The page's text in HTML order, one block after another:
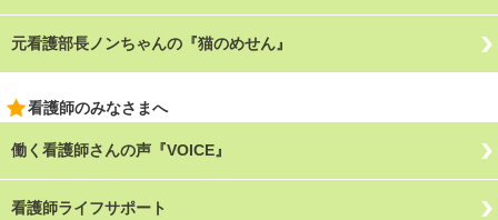
元看護部長ノンちゃんの『猫のめせん』
看護師のみなさまへ
働く看護師さんの声『VOICE』
看護師ライフサポート